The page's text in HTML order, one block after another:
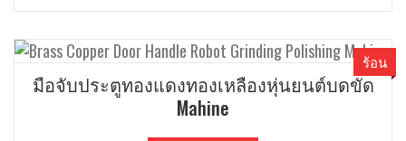
มือจับประตูทองแดงทองเหลืองหุ่นยนต์บดขัด
Mahine
ร้อน